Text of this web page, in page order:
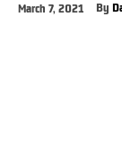
March 7, 2021 By